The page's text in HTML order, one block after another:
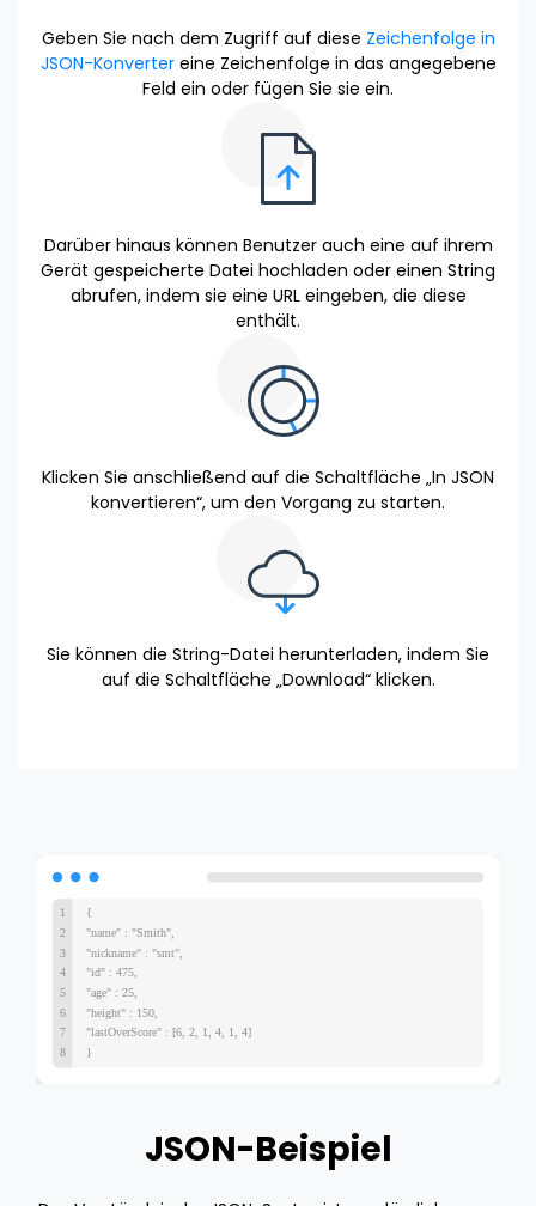
Geben Sie nach dem Zugriff auf diese Zeichenfolge in
JSON-Konvertereine Zeichenfolge in das angegebene
Feld ein oder fügen Sie sie ein.
Darüber hinaus können Benutzer auch eine auf ihrem
Gerät gespeicherte Datei hochladen oder einen String
abrufen, indem sie eine URL eingeben, die diese
enthält.
Klicken Sie anschließend auf die Schaltfläche „In JSON
konvertieren“, um den Vorgang zu starten.
Sie können die String-Datei herunterladen, indem Sie
auf die Schaltfläche „Download“ klicken.
JSON-Beispiel